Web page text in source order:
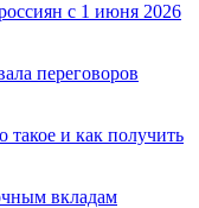
с 1 июня 2026
переговоров
и как получить
вкладам